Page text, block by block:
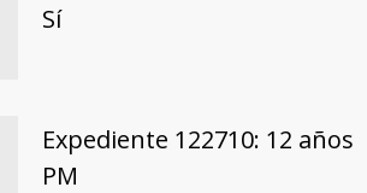
Sí
Expediente 122710: 12 años
PM